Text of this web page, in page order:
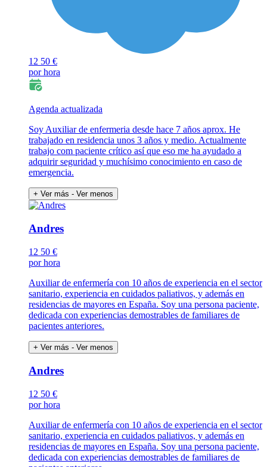
12 50 €
por hora
Agenda actualizada
Soy Auxiliar de enfermeria desde hace 7 años aprox. He
trabajado en residencia unos 3 años y medio. Actualmente
trabajo com paciente crítico así que eso me ha ayudado a
adquirir seguridad y muchísimo conocimiento en caso de
emergencia.
+ Ver más - Ver menos
Andres
12 50 €
por hora
Auxiliar de enfermería con 10 años de experiencia en el sector
sanitario, experiencia en cuidados paliativos, y además en
residencias de mayores en España. Soy una persona paciente,
dedicada con experiencias demostrables de familiares de
pacientes anteriores.
+ Ver más - Ver menos
Andres
12 50 €
por hora
Auxiliar de enfermería con 10 años de experiencia en el sector
sanitario, experiencia en cuidados paliativos, y además en
residencias de mayores en España. Soy una persona paciente,
dedicada con experiencias demostrables de familiares de